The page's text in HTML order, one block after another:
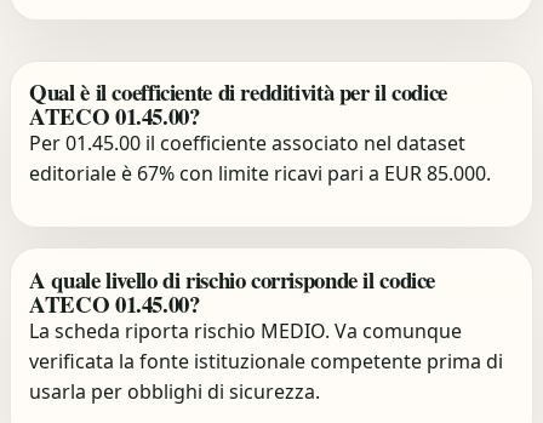
Qual è il coefficiente di redditività per il codice
ATECO 01.45.00?
Per 01.45.00 il coefficiente associato nel dataset
editoriale è 67% con limite ricavi pari a EUR 85.000.
A quale livello di rischio corrisponde il codice
ATECO 01.45.00?
La scheda riporta rischio MEDIO. Va comunque
verificata la fonte istituzionale competente prima di
usarla per obblighi di sicurezza.